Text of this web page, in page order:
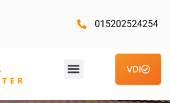
015202524254
VDI